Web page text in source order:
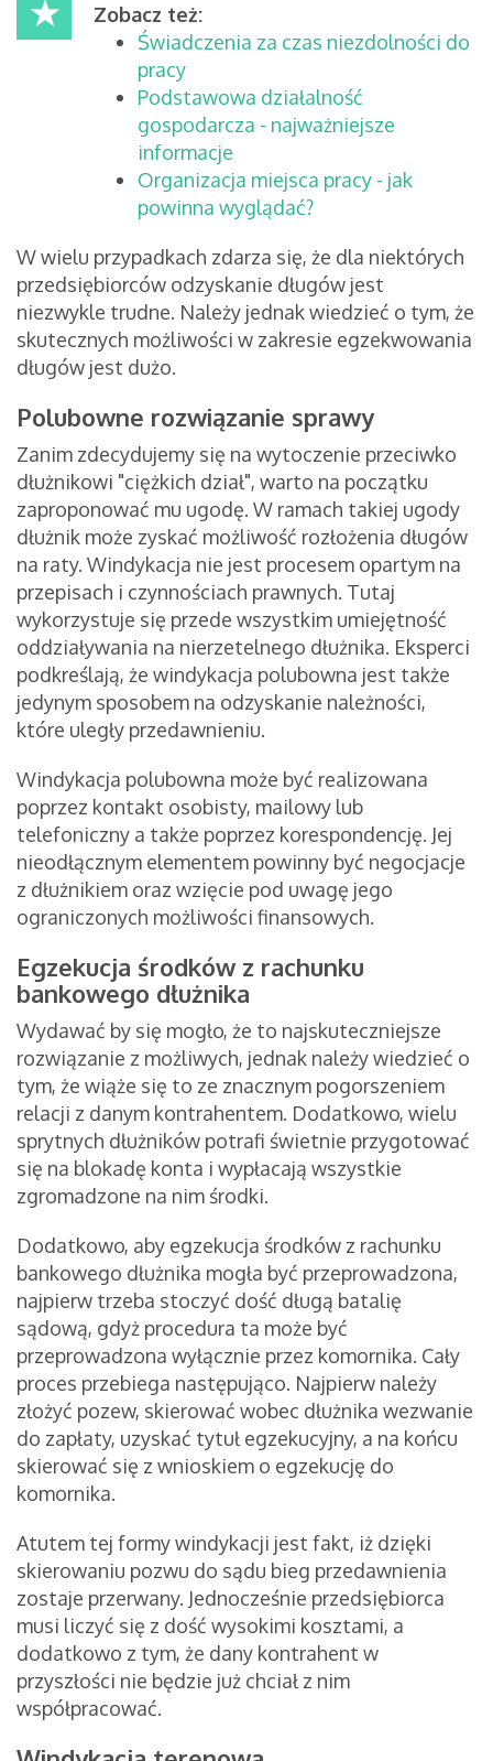
Zobacz też:
Świadczenia za czas niezdolności do
pracy
Podstawowa działalność
gospodarcza - najważniejsze
informacje
Organizacja miejsca pracy - jak
powinna wyglądać?
W wielu przypadkach zdarza się, że dla niektórych
przedsiębiorców odzyskanie długów jest
niezwykle trudne. Należy jednak wiedzieć o tym, że
skutecznych możliwości w zakresie egzekwowania
długów jest dużo.
Polubowne rozwiązanie sprawy
Zanim zdecydujemy się na wytoczenie przeciwko
dłużnikowi "ciężkich dział", warto na początku
zaproponować mu ugodę. W ramach takiej ugody
dłużnik może zyskać możliwość rozłożenia długów
na raty. Windykacja nie jest procesem opartym na
przepisach i czynnościach prawnych. Tutaj
wykorzystuje się przede wszystkim umiejętność
oddziaływania na nierzetelnego dłużnika. Eksperci
podkreślają, że windykacja polubowna jest także
jedynym sposobem na odzyskanie należności,
które uległy przedawnieniu.
Windykacja polubowna może być realizowana
poprzez kontakt osobisty, mailowy lub
telefoniczny a także poprzez korespondencję. Jej
nieodłącznym elementem powinny być negocjacje
z dłużnikiem oraz wzięcie pod uwagę jego
ograniczonych możliwości finansowych.
Egzekucja środków z rachunku
bankowego dłużnika
Wydawać by się mogło, że to najskuteczniejsze
rozwiązanie z możliwych, jednak należy wiedzieć o
tym, że wiąże się to ze znacznym pogorszeniem
relacji z danym kontrahentem. Dodatkowo, wielu
sprytnych dłużników potrafi świetnie przygotować
się na blokadę konta i wypłacają wszystkie
zgromadzone na nim środki.
Dodatkowo, aby egzekucja środków z rachunku
bankowego dłużnika mogła być przeprowadzona,
najpierw trzeba stoczyć dość długą batalię
sądową, gdyż procedura ta może być
przeprowadzona wyłącznie przez komornika. Cały
proces przebiega następująco. Najpierw należy
złożyć pozew, skierować wobec dłużnika wezwanie
do zapłaty, uzyskać tytuł egzekucyjny, a na końcu
skierować się z wnioskiem o egzekucję do
komornika.
Atutem tej formy windykacji jest fakt, iż dzięki
skierowaniu pozwu do sądu bieg przedawnienia
zostaje przerwany. Jednocześnie przedsiębiorca
musi liczyć się z dość wysokimi kosztami, a
dodatkowo z tym, że dany kontrahent w
przyszłości nie będzie już chciał z nim
współpracować.